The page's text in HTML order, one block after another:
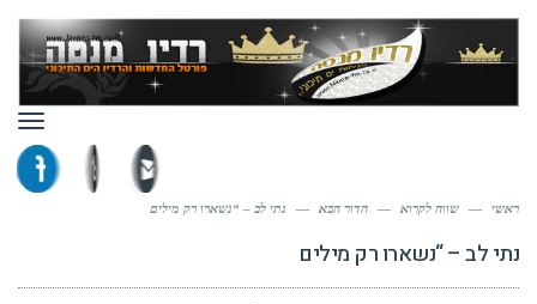
ראשי — שווה לקרוא — הדור הבא — נתי לב – “נשארו רק מילים
נתי לב – “נשארו רק מילים